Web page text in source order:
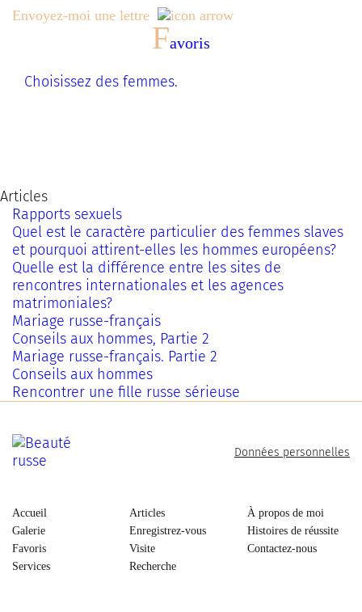
Envoyez-moi une lettre
Favoris
Choisissez des femmes.
Articles
Rapports sexuels
Quel est le caractère particulier des femmes slaves
et pourquoi attirent-elles les hommes européens?
Quelle est la différence entre les sites de
rencontres internationales et les agences
matrimoniales?
Mariage russe-français
Conseils aux hommes, Partie 2
Mariage russe-français. Partie 2
Conseils aux hommes
Rencontrer une fille russe sérieuse
Accueil
Galerie
Favoris
Services
Articles
Enregistrez-vous
Visite
Recherche
À propos de moi
Histoires de réussite
Contactez-nous
Données personnelles